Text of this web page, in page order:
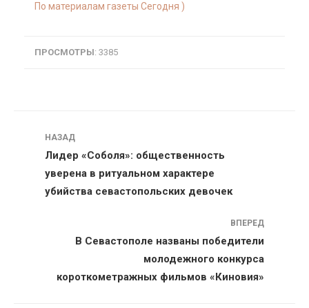
По материалам газеты Сегодня )
ПРОСМОТРЫ: 3385
Навигация
НАЗАД
Лидер «Соболя»: общественность
уверена в ритуальном характере
убийства севастопольских девочек
ВПЕРЕД
В Севастополе названы победители
молодежного конкурса
короткометражных фильмов «Киновия»